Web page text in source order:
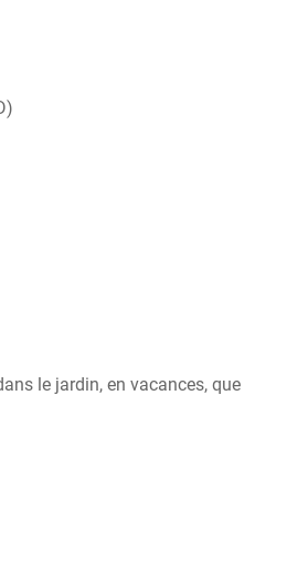
le jardin, en vacances, que